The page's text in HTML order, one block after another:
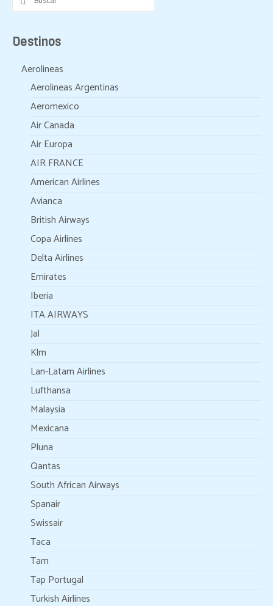
por:
Destinos
Aerolineas
Aerolineas Argentinas
Aeromexico
Air Canada
Air Europa
AIR FRANCE
American Airlines
Avianca
British Airways
Copa Airlines
Delta Airlines
Emirates
Iberia
ITA AIRWAYS
Jal
Klm
Lan-Latam Airlines
Lufthansa
Malaysia
Mexicana
Pluna
Qantas
South African Airways
Spanair
Swissair
Taca
Tam
Tap Portugal
Turkish Airlines